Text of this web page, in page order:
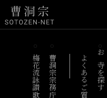
梅花流詠讃歌 よくあるご質問 お寺を探す